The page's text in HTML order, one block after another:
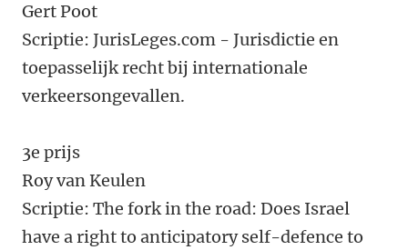
Gert Poot
Scriptie: JurisLeges.com - Jurisdictie en
toepasselijk recht bij internationale
verkeersongevallen.
3e prijs
Roy van Keulen
Scriptie: The fork in the road: Does Israel
have a right to anticipatory self-defence to